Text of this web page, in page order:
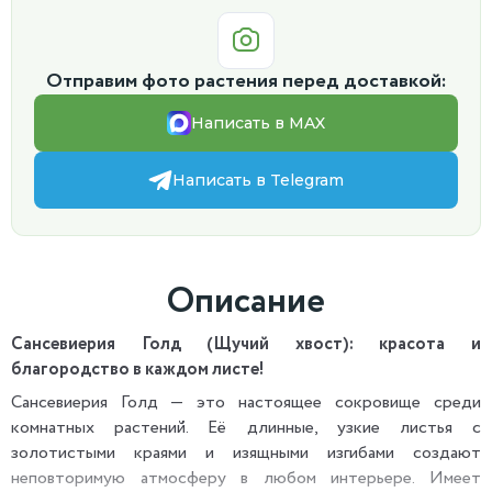
Отправим фото растения перед доставкой:
Написать в MAX
Написать в Telegram
Описание
Сансевиерия Голд (Щучий хвост): красота и
благородство в каждом листе!
Сансевиерия Голд — это настоящее сокровище среди
комнатных растений. Её длинные, узкие листья с
золотистыми краями и изящными изгибами создают
неповторимую атмосферу в любом интерьере. Имеет